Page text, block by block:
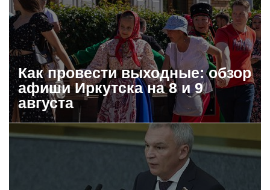
Как провести выходные: обзор
афиши Иркутска на 8 и 9
августа